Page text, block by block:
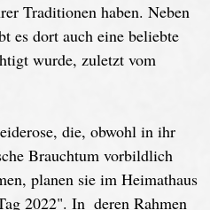
Traditionen haben. Neben
es dort auch eine beliebte
wurde, zuletzt vom
die, obwohl in ihr
Brauchtum vorbildlich
planen sie im Heimathaus
2022". In  deren Rahmen